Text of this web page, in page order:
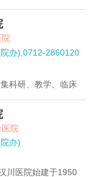
办),0712-2860120
科研、教学、临床
院
办)
川医院始建于1950